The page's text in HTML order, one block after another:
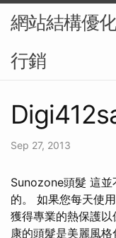
網站結構優
行銷
Sep 27, 2013
Sunozone頭髮 這並
的。 如果您每天使
獲得專業的熱保護
康的頭髮是美麗風